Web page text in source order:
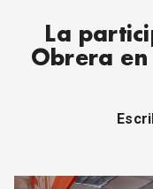
La
Obrera en